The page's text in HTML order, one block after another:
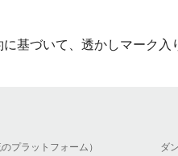
基づいて、透かしマーク入
プラットフォーム） ダ